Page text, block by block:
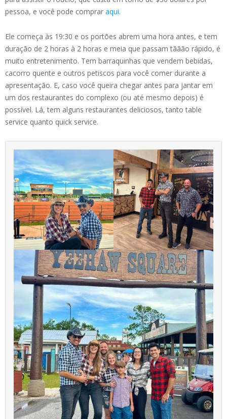
pessoa, e você pode comprar aqui.
Ele começa às 19:30 e os portões abrem uma hora antes, e tem
duração de 2 horas à 2 horas e meia que passam tããão rápido, é
muito entretenimento. Tem barraquinhas que vendem bebidas,
cacorro quente e outros petiscos para você comer durante a
apresentação. E, caso você queira chegar antes para jantar em
um dos restaurantes do complexo (ou até mesmo depois) é
possível. Lá, tem alguns restaurantes deliciosos, tanto table
service quanto quick service.